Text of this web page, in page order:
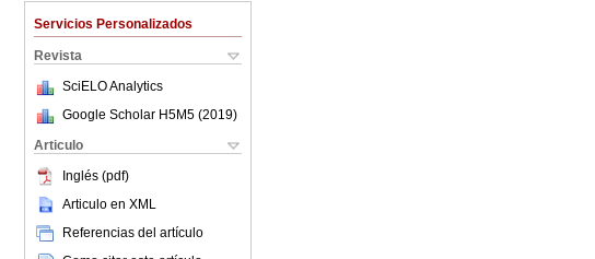
Servicios Personalizados
Revista
SciELO Analytics
Google Scholar H5M5 (2019)
Articulo
Inglés (pdf)
Articulo en XML
Referencias del artículo